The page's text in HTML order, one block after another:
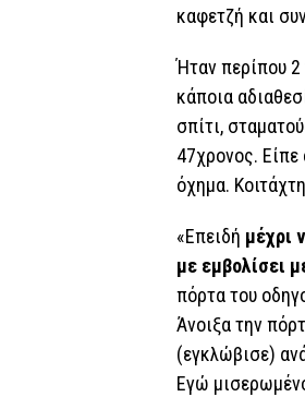
καφετζή και
Ήταν περίπου
κάποια
σπίτι,
47χρονος. Είπε
όχημα.
«Επειδή μέχρι
με εμβολίσει
πόρτα του
Άνοιξα την
(εγκλώβισε)
Εγώ